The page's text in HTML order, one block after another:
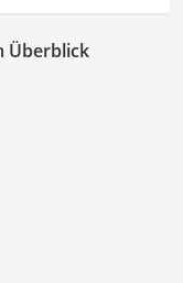
Überblick